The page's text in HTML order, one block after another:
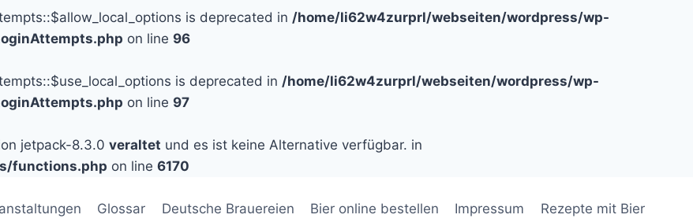
is deprecated in /home/li62w4zurprl/webseiten/wordpress/wp-
on line 96
is deprecated in /home/li62w4zurprl/webseiten/wordpress/wp-
on line 97
jetpack-8.3.0 veraltet und es ist keine Alternative verfügbar. in
functions.php on line 6170
Glossar Deutsche Brauereien Bier online bestellen Impressum Rezepte mit Bier